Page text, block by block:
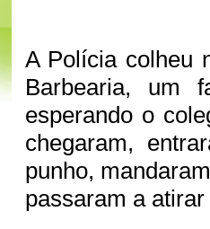
A Polícia colheu
Barbearia, um
esperando o
chegaram,
punho,
passaram a